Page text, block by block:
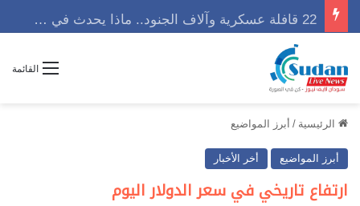
القائمة
الرئيسية / أبرز المواضيع
أبرز المواضيع أخر الأخبار
ارتفاع تاريخي في سعر الدولار اليوم